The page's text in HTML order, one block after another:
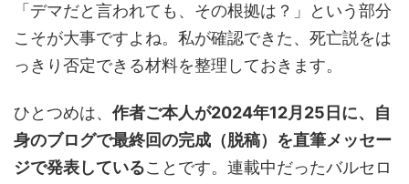
「デマだと言われても、その根拠は？」という部分
こそが大事ですよね。私が確認できた、死亡説をは
っきり否定できる材料を整理しておきます。
ひとつめは、 作者ご本人が2024年12月25日に、自
身のブログで最終回の完成（脱稿）を直筆メッセー
ジで発表していることです。連載中だったバルセロ